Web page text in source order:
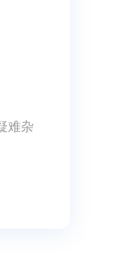
难杂